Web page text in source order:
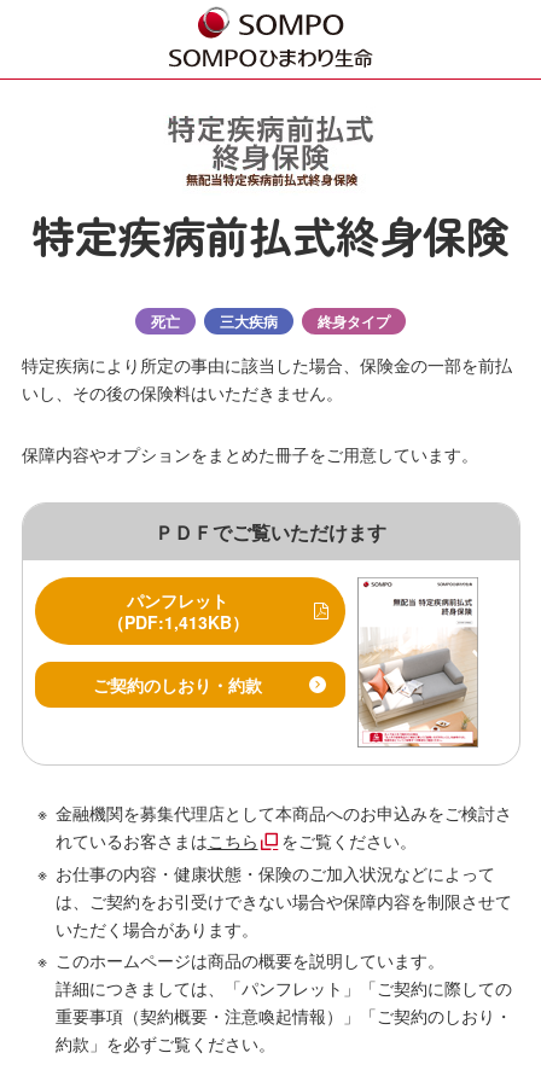
特定疾病前払式終身保険
死亡 三大疾病 終身タイプ
特定疾病により所定の事由に該当した場合、保険金の一部を前払
いし、その後の保険料はいただきません。
保障内容やオプションをまとめた冊子をご用意しています。
ＰＤＦでご覧いただけます
パンフレット
（PDF:1,413KB）
ご契約のしおり・約款
金融機関を募集代理店として本商品へのお申込みをご検討さ
れているお客さまはこちら
をご覧ください。
お仕事の内容・健康状態・保険のご加入状況などによって
は、ご契約をお引受けできない場合や保障内容を制限させて
いただく場合があります。
このホームページは商品の概要を説明しています。
詳細につきましては、「パンフレット」「ご契約に際しての
重要事項（契約概要・注意喚起情報）」「ご契約のしおり・
約款」を必ずご覧ください。